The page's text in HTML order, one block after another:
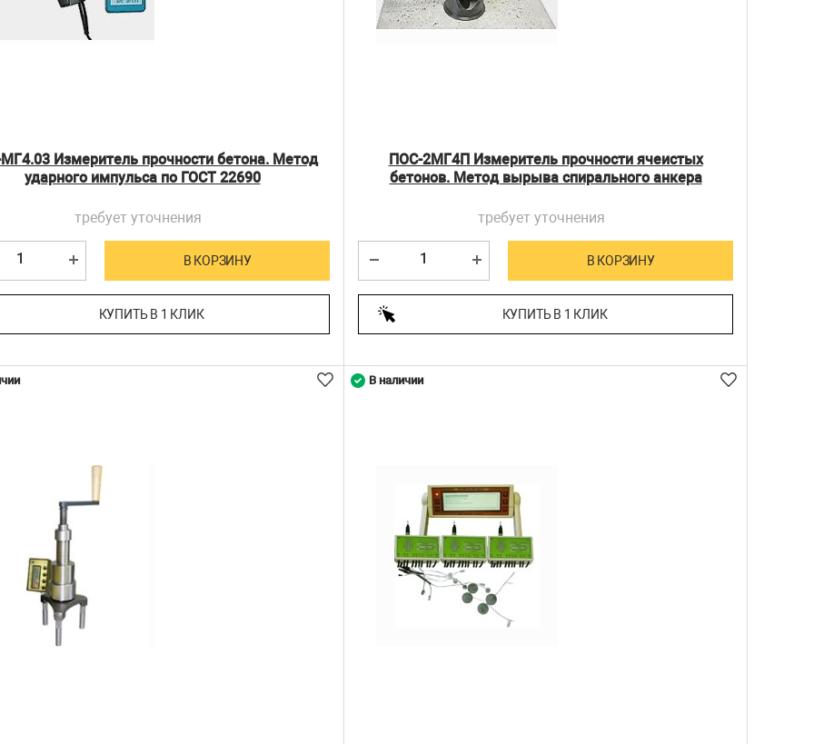
Измеритель прочности бетона. Метод
ударного импульса по ГОСТ 22690
требует уточнения
В КОРЗИНУ
КУПИТЬ В 1 КЛИК
ПОС-2МГ4П Измеритель прочности ячеистых
бетонов. Метод вырыва спирального анкера
требует уточнения
В КОРЗИНУ
КУПИТЬ В 1 КЛИК
В наличии